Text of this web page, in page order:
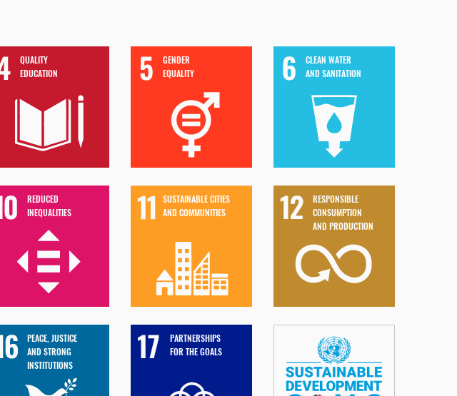
QUALITY
EDUCATION
GENDER
EQUALITY
CLEAN WATER
AND SANITATION
REDUCED
INEQUALITIES
SUSTAINABLE CITIES
AND COMMUNITIES
RESPONSIBLE
CONSUMPTION
AND PRODUCTION
PEACE, JUSTICE
AND STRONG
INSTITUTIONS
PARTNERSHIPS
FOR THE GOALS